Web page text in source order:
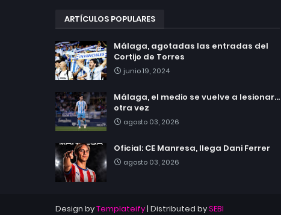
ARTÍCULOS POPULARES
Málaga, agotadas las entradas del
Cortijo de Torres
junio 19, 2024
Málaga, el medio se vuelve a lesionar...
otra vez
agosto 03, 2026
Oficial: CE Manresa, llega Dani Ferrer
agosto 03, 2026
Design byTemplateify| Distributed bySEBI